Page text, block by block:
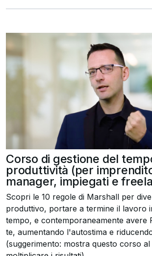
Corso di gestione del
produttività (per
manager, impiegati e
Scopri le 10 regole di Marshall per
produttivo, portare a termine il lavoro
tempo, e contemporaneamente avere
te, aumentando l'autostima e
(suggerimento: mostra questo corso